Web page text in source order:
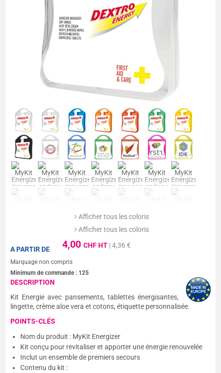
Afficher tous les coloris
Afficher tous les coloris
4,00CHF HT | 4,36 €
A PARTIR DE
Marquage non compris
Minimum de commande : 125
DESCRIPTION
Kit Energie avec pansements, tablettes énergisantes,
lingette, crème aloe vera et cotons, étiquette personnalisée.
POINTS-CLÉS
Nom du produit : MyKit Energizer
Kit conçu pour revitaliser et apporter une énergie renouvelée
Inclut un ensemble de premiers secours
Contenu du kit :